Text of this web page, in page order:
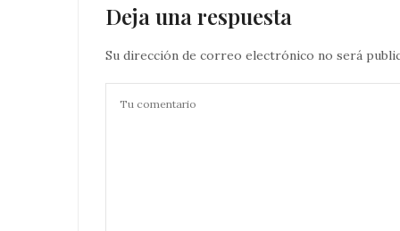
Deja una respuesta
Su dirección de correo electrónico no será